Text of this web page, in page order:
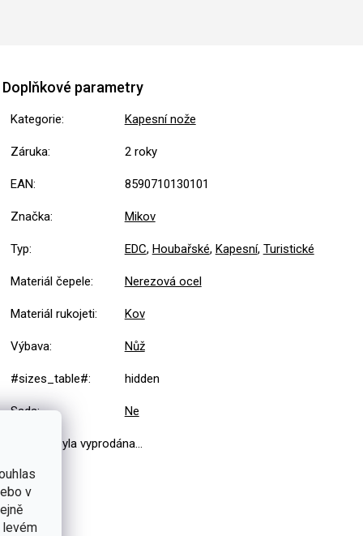
v
levém
Doplňkové parametry
Kategorie: Kapesní nože
Záruka: 2 roky
EAN: 8590710130101
Značka: Mikov
Typ: EDC, Houbařské, Kapesní, Turistické
Materiál čepele: Nerezová ocel
Materiál rukojeti: Kov
Výbava: Nůž
#sizes_table#: hidden
Sada: Ne
Položka byla vyprodána…